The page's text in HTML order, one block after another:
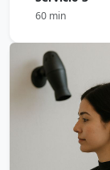
60 min